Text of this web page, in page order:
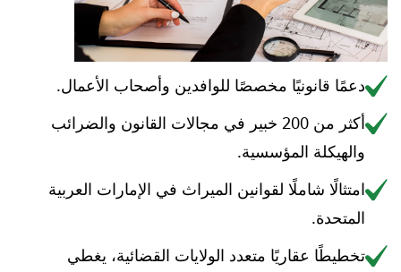
دعمًا قانونيًا مخصصًا للوافدين وأصحاب الأعمال.
أكثر من 200 خبير في مجالات القانون والضرائب
والهيكلة المؤسسية.
امتثالًا شاملًا لقوانين الميراث في الإمارات العربية
المتحدة.
تخطيطًا عقاريًا متعدد الولايات القضائية، يغطي